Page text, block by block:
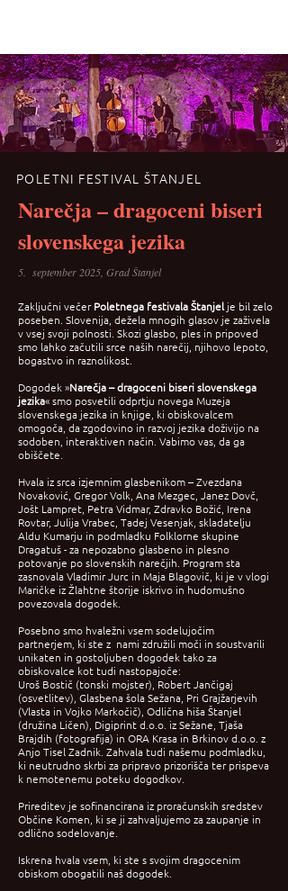
POLETNI FESTIVAL ŠTANJEL
Narečja – dragoceni biseri
slovenskega jezika
5. september 2025, Grad Štanjel
Zaključni večerPoletnega festivala Štanjelje bil zelo
poseben. Slovenija, dežela mnogih glasov je zaživela
v vsej svoji polnosti. Skozi glasbo, ples in pripoved
smo lahko začutili srce naših narečij, njihovo lepoto,
bogastvo in raznolikost.
Dogodek »Narečja – dragoceni biseri slovenskega
jezika« smo posvetili odprtju novega Muzeja
slovenskega jezika in knjige, ki obiskovalcem
omogoča, da zgodovino in razvoj jezika doživijo na
sodoben, interaktiven način. Vabimo vas, da ga
obiščete.
Hvala iz srca izjemnim glasbenikom – Zvezdana
Novaković, Gregor Volk, Ana Mezgec, Janez Dovč,
Jošt Lampret, Petra Vidmar, Zdravko Božić, Irena
Rovtar, Julija Vrabec, Tadej Vesenjak, skladatelju
Aldu Kumarju in podmladku Folklorne skupine
Dragatuš - za nepozabno glasbeno in plesno
potovanje po slovenskih narečjih. Program sta
zasnovala Vladimir Jurc in Maja Blagovič, ki je v vlogi
Maričke iz Žlahtne štorije iskrivo in hudomušno
povezovala dogodek.
Posebno smo hvaležni vsem sodelujočim
partnerjem, ki ste z nami združili moči in soustvarili
unikaten in gostoljuben dogodek tako za
obiskovalce kot tudi nastopajoče:
Uroš Bostič (tonski mojster), Robert Jančigaj
(osvetlitev), Glasbena šola Sežana, Pri Grajžarjevih
(Vlasta in Vojko Markočič), Odlična hiša Štanjel
(družina Ličen), Digiprint d.o.o. iz Sežane, Tjaša
Brajdih (fotografija) in ORA Krasa in Brkinov d.o.o. z
Anjo Tisel Zadnik. Zahvala tudi našemu podmladku,
ki neutrudno skrbi za pripravo prizorišča ter prispeva
k nemotenemu poteku dogodkov.
Prireditev je sofinancirana iz proračunskih sredstev
Občine Komen, ki se ji zahvaljujemo za zaupanje in
odlično sodelovanje.
Iskrena hvala vsem, ki ste s svojim dragocenim
obiskom obogatili naš dogodek.